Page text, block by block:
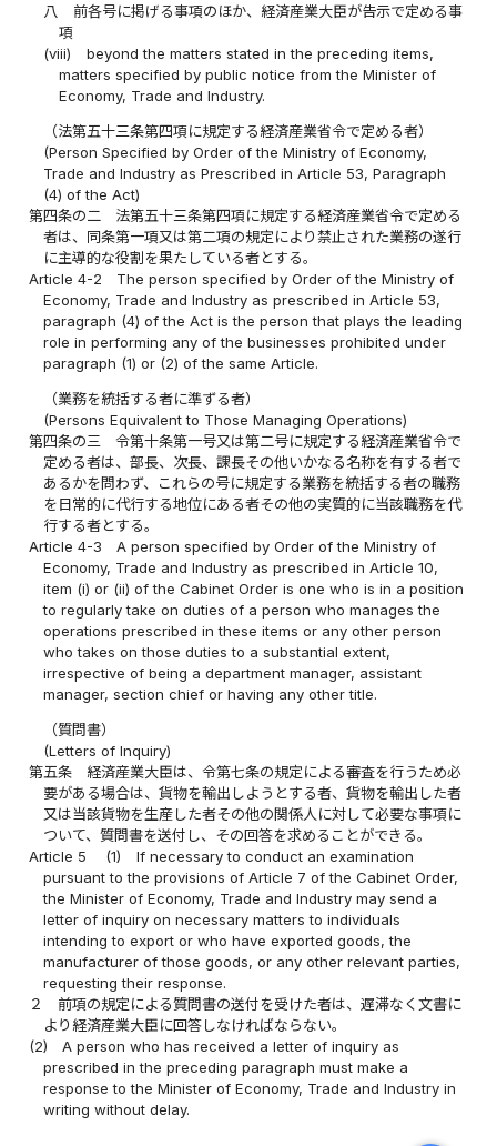
八
前各号に掲げる事項のほか、経済産業大臣が告示で定める事
項
(viii)
beyond the matters stated in the preceding items,
matters specified by public notice from the Minister of
Economy, Trade and Industry.
（法第五十三条第四項に規定する経済産業省令で定める者）
(Person Specified by Order of the Ministry of Economy,
Trade and Industry as Prescribed in Article 53, Paragraph
(4) of the Act)
第四条の二
法第五十三条第四項に規定する経済産業省令で定める
者は、同条第一項又は第二項の規定により禁止された業務の遂行
に主導的な役割を果たしている者とする。
Article 4-2
The person specified by Order of the Ministry of
Economy, Trade and Industry as prescribed in Article 53,
paragraph (4) of the Act is the person that plays the leading
role in performing any of the businesses prohibited under
paragraph (1) or (2) of the same Article.
（業務を統括する者に準ずる者）
(Persons Equivalent to Those Managing Operations)
第四条の三
令第十条第一号又は第二号に規定する経済産業省令で
定める者は、部長、次長、課長その他いかなる名称を有する者で
あるかを問わず、これらの号に規定する業務を統括する者の職務
を日常的に代行する地位にある者その他の実質的に当該職務を代
行する者とする。
Article 4-3
A person specified by Order of the Ministry of
Economy, Trade and Industry as prescribed in Article 10,
item (i) or (ii) of the Cabinet Order is one who is in a position
to regularly take on duties of a person who manages the
operations prescribed in these items or any other person
who takes on those duties to a substantial extent,
irrespective of being a department manager, assistant
manager, section chief or having any other title.
（質問書）
(Letters of Inquiry)
第五条
経済産業大臣は、令第七条の規定による審査を行うため必
要がある場合は、貨物を輸出しようとする者、貨物を輸出した者
又は当該貨物を生産した者その他の関係人に対して必要な事項に
ついて、質問書を送付し、その回答を求めることができる。
Article 5
(1)
If necessary to conduct an examination
pursuant to the provisions of Article 7 of the Cabinet Order,
the Minister of Economy, Trade and Industry may send a
letter of inquiry on necessary matters to individuals
intending to export or who have exported goods, the
manufacturer of those goods, or any other relevant parties,
requesting their response.
２
前項の規定による質問書の送付を受けた者は、遅滞なく文書に
より経済産業大臣に回答しなければならない。
(2)
A person who has received a letter of inquiry as
prescribed in the preceding paragraph must make a
response to the Minister of Economy, Trade and Industry in
writing without delay.